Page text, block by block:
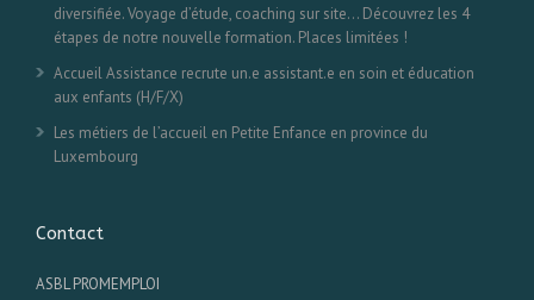
diversifiée. Voyage d’étude, coaching sur site… Découvrez les 4
étapes de notre nouvelle formation. Places limitées !
Accueil Assistance recrute un.e assistant.e en soin et éducation
aux enfants (H/F/X)
Les métiers de l’accueil en Petite Enfance en province du
Luxembourg
Contact
ASBL PROMEMPLOI